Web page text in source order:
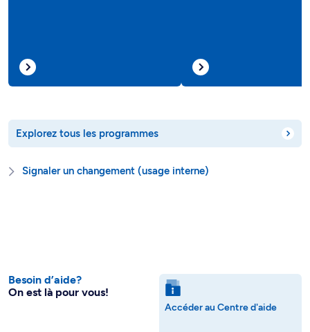
Explorez tous les programmes
Signaler un changement (usage interne)
Besoin d’aide?
On est là pour vous!
Accéder au Centre d'aide